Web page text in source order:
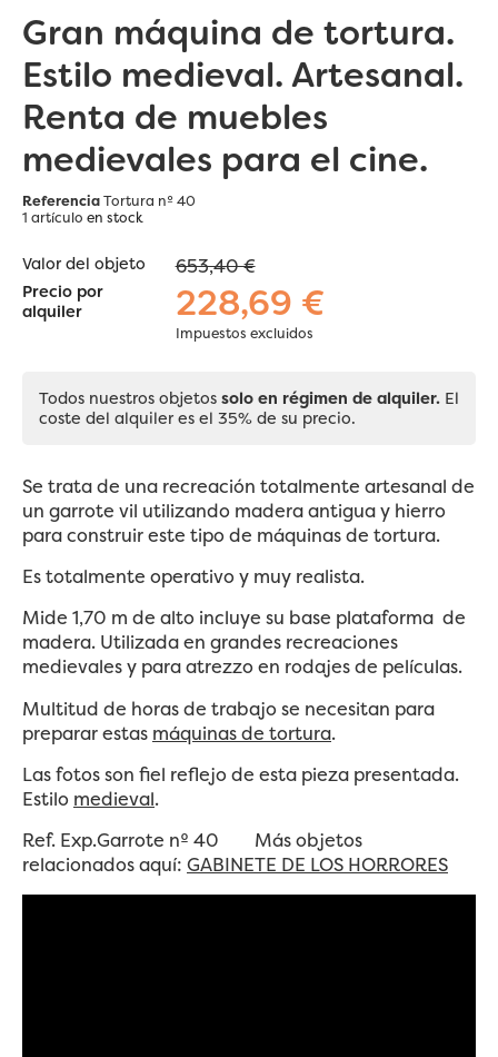
Gran máquina de tortura.
Estilo medieval. Artesanal.
Renta de muebles
medievales para el cine.
ReferenciaTortura nº 40
1 artículo en stock
Valor del objeto 653,40 €
Precio por
alquiler
228,69 €
Impuestos excluidos
Todos nuestros objetos solo en régimen de alquiler. El
coste del alquiler es el 35% de su precio.
Se trata de una recreación totalmente artesanal de
un garrote vil utilizando madera antigua y hierro
para construir este tipo de máquinas de tortura.
Es totalmente operativo y muy realista.
Mide 1,70 m de alto incluye su base plataforma de
madera. Utilizada en grandes recreaciones
medievales y para atrezzo en rodajes de películas.
Multitud de horas de trabajo se necesitan para
preparar estas máquinas de tortura.
Las fotos son fiel reflejo de esta pieza presentada.
Estilo medieval.
Ref. Exp.Garrote nº 40 Más objetos
relacionados aquí: GABINETE DE LOS HORRORES